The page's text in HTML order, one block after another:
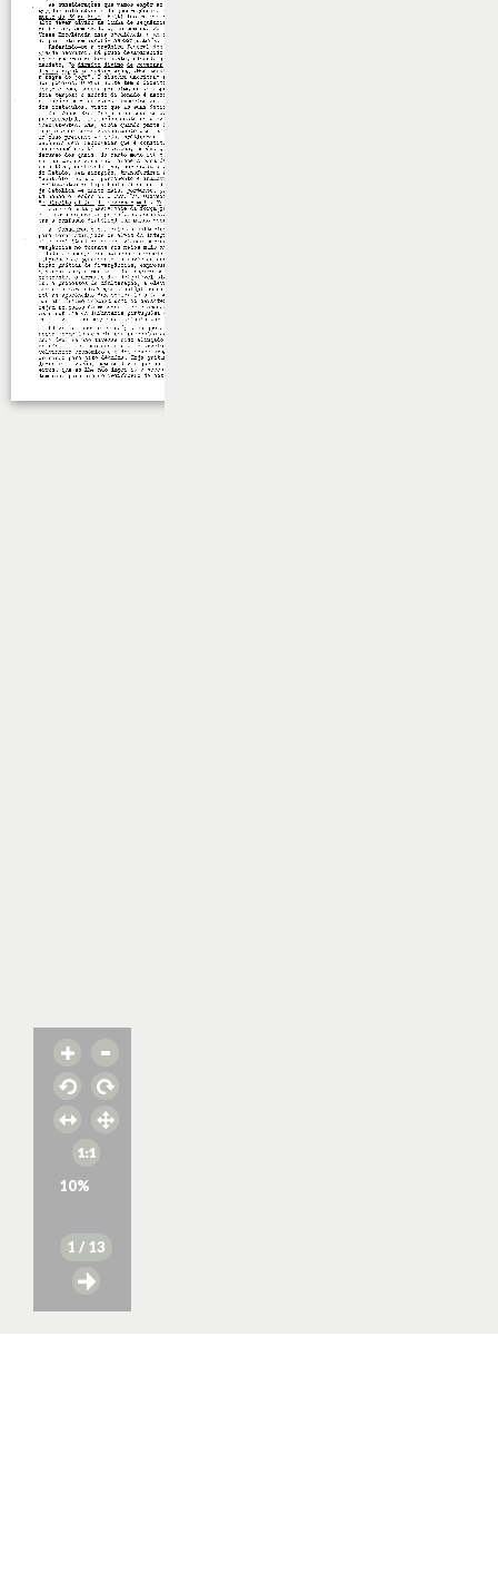
10%
1 / 13